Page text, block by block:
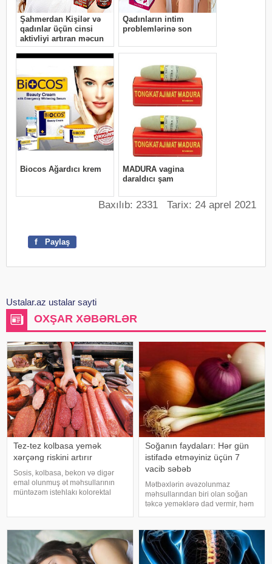
Baxılıb: 2331 Tarix: 24 aprel 2021
f Paylaş
Ustalar.az ustalar sayti
OXŞAR XƏBƏRLƏR
Tez-tez kolbasa yemək
xərçəng riskini artırır
Sosis, kolbasa, bekon və digər
emal olunmuş ət məhsullarının
müntəzəm istehlakı kolorektal
Nazirliyinin Milli Kliniki
Endokrinologiy
Soğanın faydaları: Hər gün
istifadə etməyiniz üçün 7
vacib səbəb
Mətbəxlərin əvəzolunmaz
məhsullarından biri olan soğan
təkcə yeməklərə dad vermir, həm
tərkibindəki vitaminlər, minerallar
və antioksidantlar sayəsində soğa